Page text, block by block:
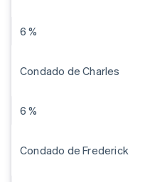
6 %
Condado de Charles
6 %
Condado de Frederick